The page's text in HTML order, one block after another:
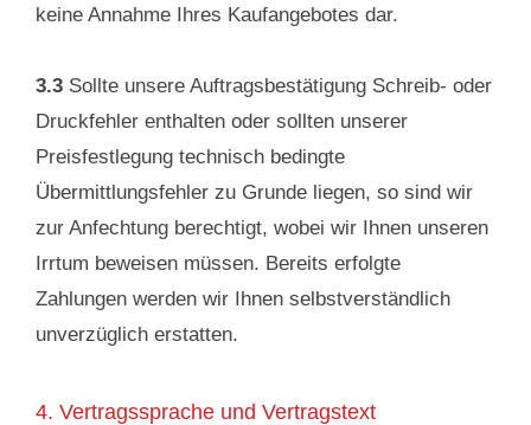
keine Annahme Ihres Kaufangebotes dar.
3.3 Sollte unsere Auftragsbestätigung Schreib- oder
Druckfehler enthalten oder sollten unserer
Preisfestlegung technisch bedingte
Übermittlungsfehler zu Grunde liegen, so sind wir
zur Anfechtung berechtigt, wobei wir Ihnen unseren
Irrtum beweisen müssen. Bereits erfolgte
Zahlungen werden wir Ihnen selbstverständlich
unverzüglich erstatten.
4. Vertragssprache und Vertragstext